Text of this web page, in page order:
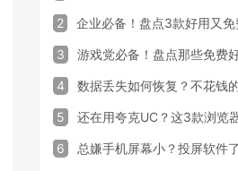
2 企业必备！盘点3款好用又
3 游戏党必备！盘点那些免费
4 数据丢失如何恢复？不花钱
5 还在用夸克UC？这3款浏览
6 总嫌手机屏幕小？投屏软件